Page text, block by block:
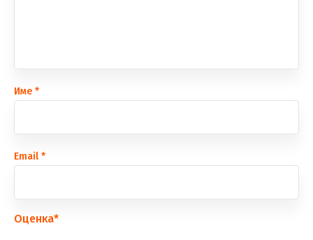
Име *
Еmail *
Оценка*